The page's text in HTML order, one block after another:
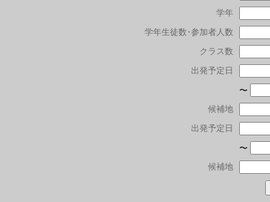
学年
学年生徒数･参加者人数
クラス数
出発予定日
〜
候補地
出発予定日
〜
候補地